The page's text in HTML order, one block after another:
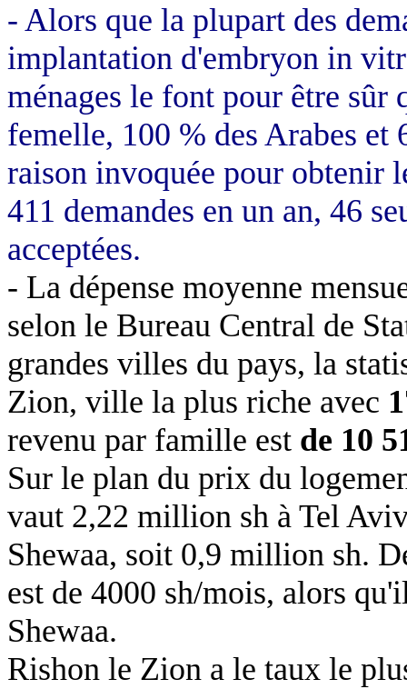
- Alors que la plupart des
implantation d'embryon in
ménages le font pour être sûr
femelle, 100 % des Arabes et
raison invoquée pour obtenir
411 demandes en un an, 46
acceptées.
- La dépense moyenne
selon le Bureau Central de
grandes villes du pays, la
Zion, ville la plus riche avec
revenu par famille est de 10
Sur le plan du prix du
vaut 2,22 million sh à Tel
Shewaa, soit 0,9 million sh.
est de 4000 sh/mois, alors
Shewaa.
Rishon le Zion a le taux le